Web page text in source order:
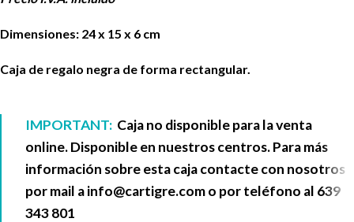
Dimensiones: 24 x 15 x 6 cm
Caja de regalo negra de forma rectangular.
IMPORTANT: Caja no disponible para la venta
online. Disponible en nuestros centros. Para más
información sobre esta caja contacte con nosotros
por mail ainfo@cartigre.como por teléfono al 639
343 801